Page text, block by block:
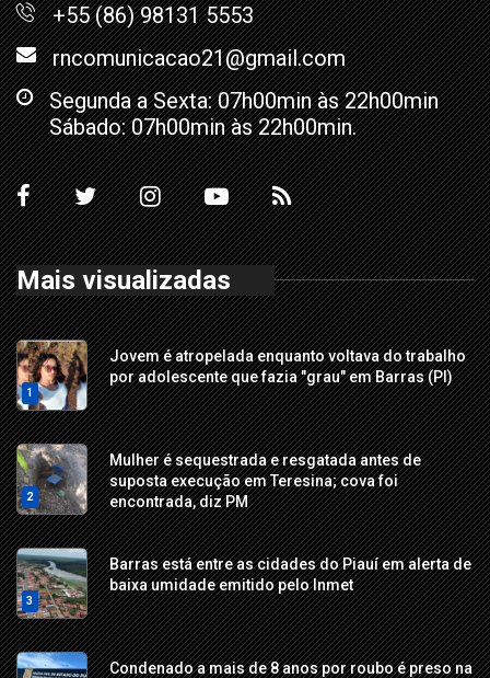
+55 (86) 98131 5553
rncomunicacao21@gmail.com
Segunda a Sexta: 07h00min às 22h00min
Sábado: 07h00min às 22h00min.
Mais visualizadas
1
Jovem é atropelada enquanto voltava do trabalho
por adolescente que fazia "grau" em Barras (PI)
2
Mulher é sequestrada e resgatada antes de
suposta execução em Teresina; cova foi
encontrada, diz PM
3
Barras está entre as cidades do Piauí em alerta de
baixa umidade emitido pelo Inmet
Condenado a mais de 8 anos por roubo é preso na